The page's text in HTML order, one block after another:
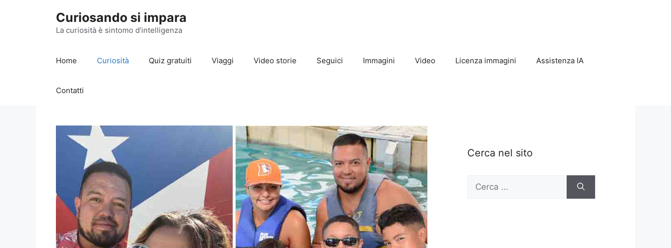
Curiosando si impara
La curiosità è sintomo d'intelligenza
Home Curiosità Quiz gratuiti Viaggi Video storie Seguici Immagini Video Licenza immagini Assistenza IA
Contatti
Cerca nel sito
Ricerca